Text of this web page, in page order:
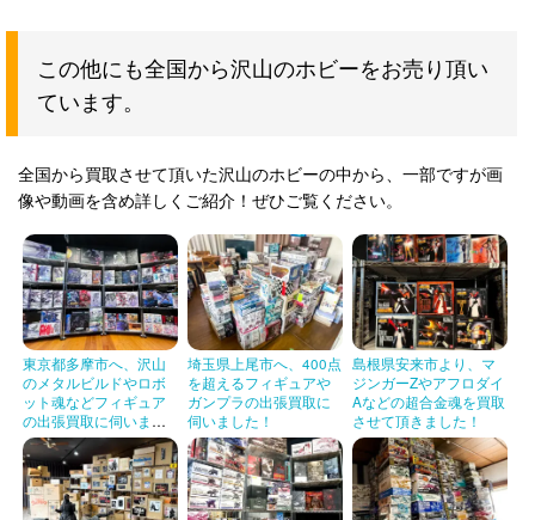
コトブキヤ リン・シャオユウ TEKKEN美少女 1/7 4934054901975
フリーイング フリージング サテライザー=エル=
ブリジット セクシーVer. 1/4
やまと Creators’Labo CL#025 綾波レイ Ver.2 693904348257
やまと 惣流・アスカ・ラングレー CL#26
ヴェルテクス セルベリア・ブレス-The Special
Color inspired by Initial Sketch 1/7 塗装済み完成品
ワンダーフェスティバル2015夏限定
4562389470622
アルター 田井中律 1/8 4560228202571
アニプレックス セイバー/アルトリア・ペンドラ
ゴン 豪華版 1/7 ABS& ANIPLEX+限定
4534530805850
バンダイ DX超合金 VF-31Jジークフリード ハヤ
テ・インメルマン機 用スーパーパーツセット 魂
ウェブ商店限定
4549660129233
この他にも全国から沢山のホビーをお売り頂い
ています。
全国から買取させて頂いた沢山のホビーの中から、一部ですが画
像や動画を含め詳しくご紹介！ぜひご覧ください。
東京都多摩市へ、沢山
のメタルビルドやロボ
ット魂などフィギュア
の出張買取に伺いまし
た！
埼玉県上尾市へ、400点
を超えるフィギュアや
ガンプラの出張買取に
伺いました！
島根県安来市より、マ
ジンガーZやアフロダイ
Aなどの超合金魂を買取
させて頂きました！